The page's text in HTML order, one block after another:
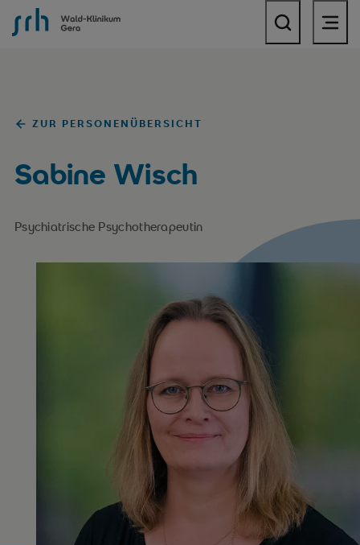
SRH Wald-Klinikum Gera
ZUR PERSONENÜBERSICHT
Sabine Wisch
Psychiatrische Psychotherapeutin